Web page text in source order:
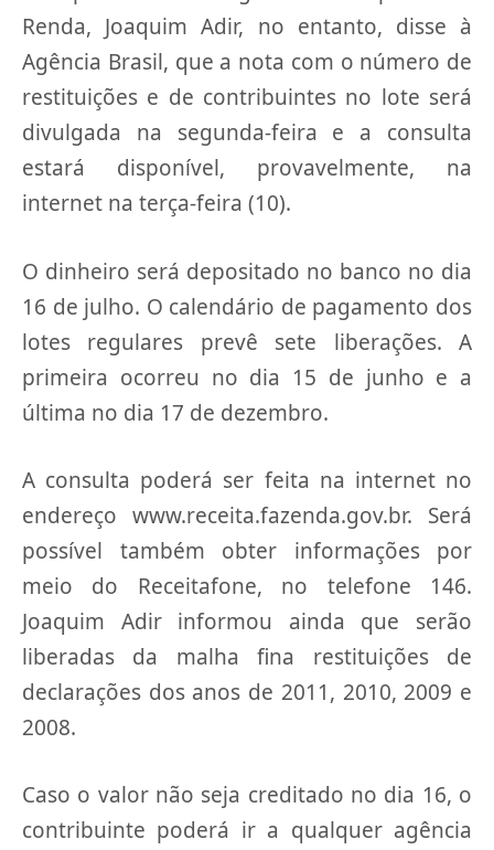
Renda, Joaquim Adir, no entanto, disse à
Agência Brasil, que a nota com o número de
restituições e de contribuintes no lote será
divulgada na segunda-feira e a consulta
estará disponível, provavelmente, na
internet na terça-feira (10).
O dinheiro será depositado no banco no dia
16 de julho. O calendário de pagamento dos
lotes regulares prevê sete liberações. A
primeira ocorreu no dia 15 de junho e a
última no dia 17 de dezembro.
A consulta poderá ser feita na internet no
endereço www.receita.fazenda.gov.br. Será
possível também obter informações por
meio do Receitafone, no telefone 146.
Joaquim Adir informou ainda que serão
liberadas da malha fina restituições de
declarações dos anos de 2011, 2010, 2009 e
2008.
Caso o valor não seja creditado no dia 16, o
contribuinte poderá ir a qualquer agência